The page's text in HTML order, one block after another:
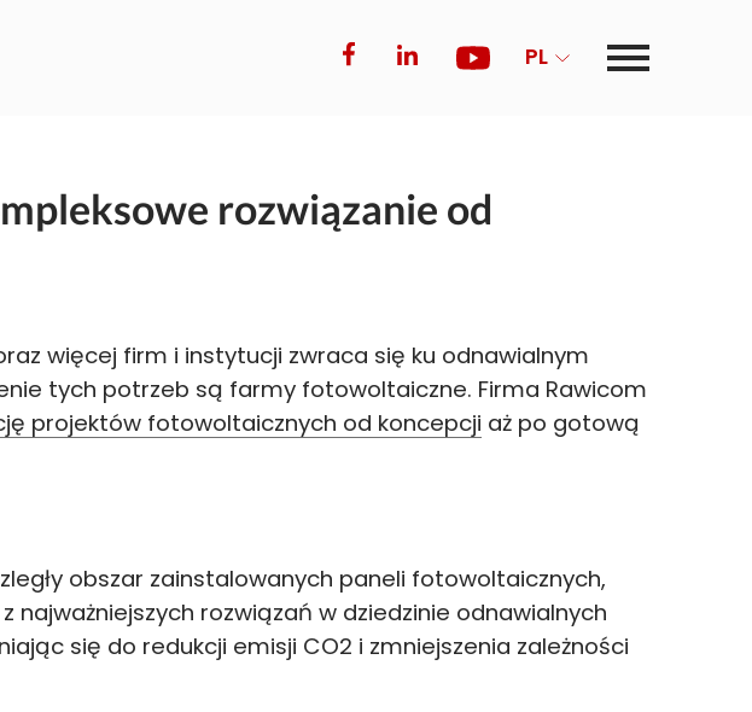
PL
rozwiązanie od
więcej firm i instytucji zwraca się ku odnawialnym
tych potrzeb są farmy fotowoltaiczne. Firma Rawicom
projektów fotowoltaicznych od koncepcji aż po gotową
obszar zainstalowanych paneli fotowoltaicznych,
rozwiązań w dziedzinie odnawialnych
się do redukcji emisji CO2 i zmniejszenia zależności